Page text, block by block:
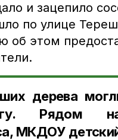
и зацепило
по улице
об этом
дерева
Рядом
МКДОУ